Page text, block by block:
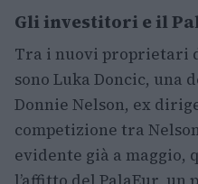
Gli investitori e il
Tra i nuovi proprietari
sono Luka Doncic, una
Donnie Nelson, ex
competizione tra
evidente già a maggio,